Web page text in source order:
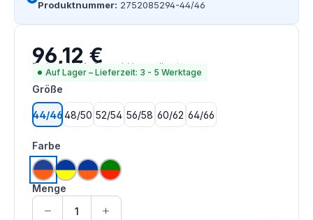
Produktnummer: 2752085294-44/46
Regulärer Preis:
96,12 €
Preise inkl. MwSt. zzgl. Versandkosten
Auf Lager – Lieferzeit: 3 - 5 Werktage
Größe
44/46 48/50 52/54 56/58 60/62 64/66
Farbe
leuchtorange | kornblau
leuchtgelb | marine
leuchtorange | marine
leuchtorange | grün
Menge